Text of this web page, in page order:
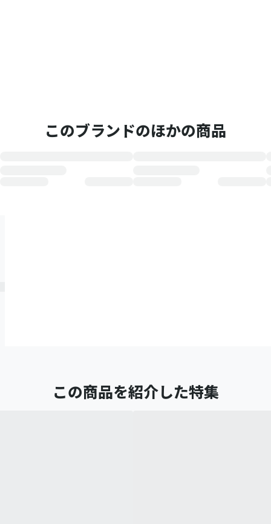
このブランドのほかの商品
この商品を紹介した特集